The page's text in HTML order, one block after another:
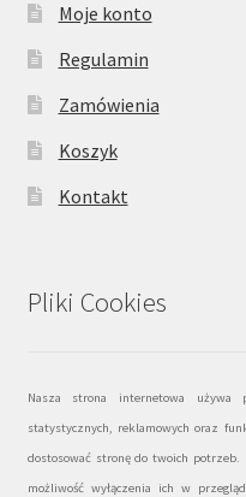
Moje konto
Regulamin
Zamówienia
Koszyk
Kontakt
Pliki Cookies
Nasza strona internetowa
statystycznych, reklamowych oraz
dostosować stronę do twoich
możliwość wyłączenia ich w